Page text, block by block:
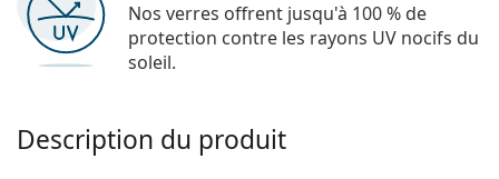
Nos verres offrent jusqu'à 100 % de
protection contre les rayons UV nocifs du
soleil.
Description du produit